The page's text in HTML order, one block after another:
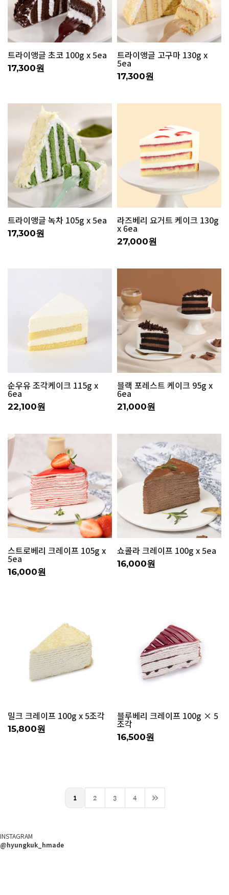
트라이앵글 초코 100g x 5ea
17,300원
트라이앵글 고구마 130g x
5ea
17,300원
트라이앵글 녹차 105g x 5ea
17,300원
라즈베리 요거트 케이크 130g
x 6ea
27,000원
순우유 조각케이크 115g x
6ea
22,100원
블랙 포레스트 케이크 95g x
6ea
21,000원
스트로베리 크레이프 105g x
5ea
16,000원
쇼콜라 크레이프 100g x 5ea
16,000원
밀크 크레이프 100g x 5조각
15,800원
블루베리 크레이프 100g × 5
조각
16,500원
1 2 3 4 >>
INSTAGRAM
@hyungkuk_hmade